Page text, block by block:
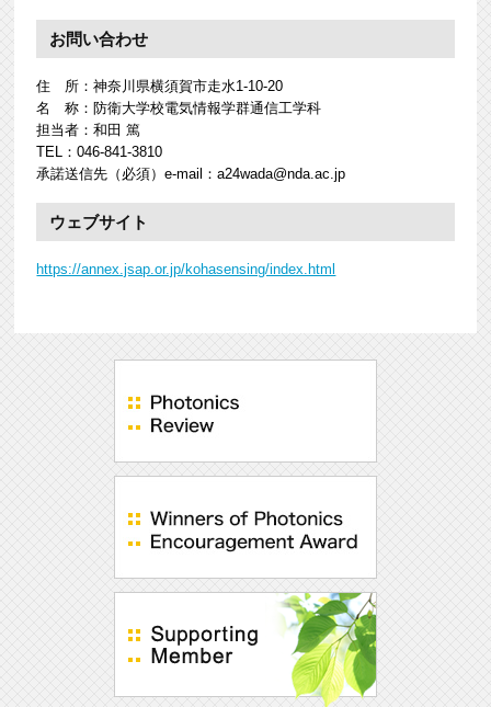
お問い合わせ
住 所：神奈川県横須賀市走水1-10-20
名 称：防衛大学校電気情報学群通信工学科
担当者：和田 篤
TEL：046-841-3810
承諾送信先（必須）e-mail：a24wada@nda.ac.jp
ウェブサイト
https://annex.jsap.or.jp/kohasensing/index.html